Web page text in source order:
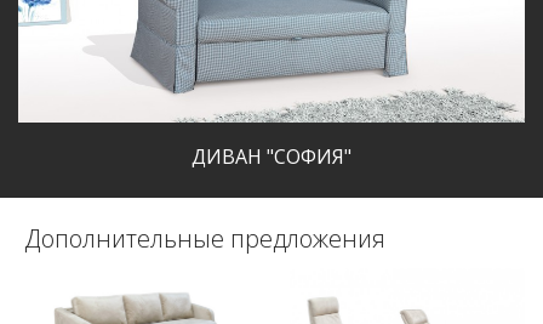
ДИВАН "СОФИЯ"
Дополнительные предложения